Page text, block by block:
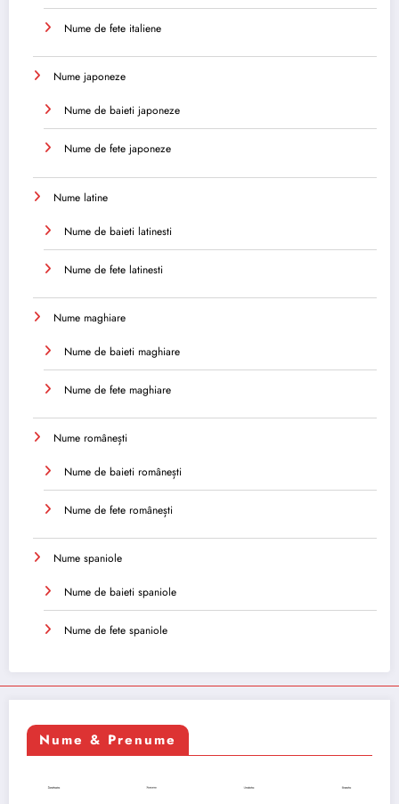
Nume de fete italiene
Nume japoneze
Nume de baieti japoneze
Nume de fete japoneze
Nume latine
Nume de baieti latinesti
Nume de fete latinesti
Nume maghiare
Nume de baieti maghiare
Nume de fete maghiare
Nume românești
Nume de baieti românești
Nume de fete românești
Nume spaniole
Nume de baieti spaniole
Nume de fete spaniole
Nume & Prenume